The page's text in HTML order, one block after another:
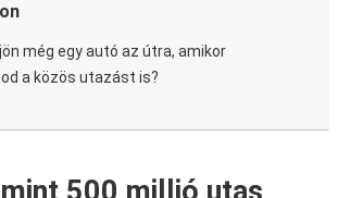
még egy autó az útra, amikor
a közös utazást is?